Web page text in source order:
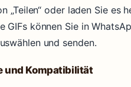
„Teilen“ oder laden Sie es
GIFs können Sie in
und senden.
und Kompatibilität